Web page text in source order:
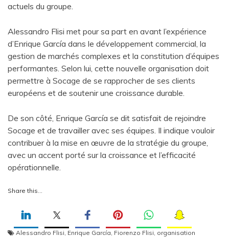
actuels du groupe.
Alessandro Flisi met pour sa part en avant l’expérience
d’Enrique García dans le développement commercial, la
gestion de marchés complexes et la constitution d’équipes
performantes. Selon lui, cette nouvelle organisation doit
permettre à Socage de se rapprocher de ses clients
européens et de soutenir une croissance durable.
De son côté, Enrique García se dit satisfait de rejoindre
Socage et de travailler avec ses équipes. Il indique vouloir
contribuer à la mise en œuvre de la stratégie du groupe,
avec un accent porté sur la croissance et l’efficacité
opérationnelle.
Share this…
Alessandro Flisi Enrique García Fiorenzo Flisi organisation